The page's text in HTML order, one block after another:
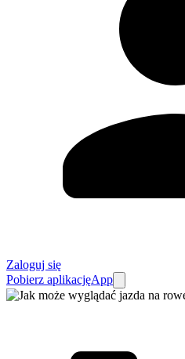
Zaloguj się
Pobierz aplikacjęApp